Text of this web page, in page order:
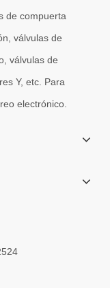
temperatura, los
de compuerta
válvulas de
válvulas de
Y, etc. Para
electrónico.